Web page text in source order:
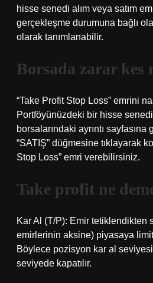
hisse senedi alım veya satım
gerçekleşme durumuna bağlı
olarak tanımlanabilir.
Borsada zarar kes
“Take Profit Stop Loss” emrini
Portföyünüzdeki bir hisse
borsalarındaki ayrıntı
“SATIŞ” düğmesine tıklayarak
Stop Loss” emri verebilirsiniz.
Take profit ne
Kar Al (T/P): Emir tetiklendikten
emirlerinin aksine) piyasaya
Böylece pozisyon kar al
seviyede kapatılır.